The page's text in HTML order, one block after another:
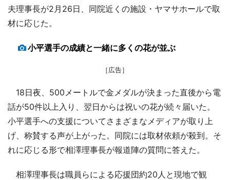
夫理事長が2月26日、同院近くの施設・ヤマサホールで取
材に応じた。
小平選手の成績と一緒に多くの花が並ぶ
［広告］
18日夜、500メートルで金メダルが決まった直後から電
話が50件以上入り、翌日からは祝いの花が続々届いた。
小平選手への支援についてさまざまなメディアが取り上
げ、称賛する声が上がった。同院には取材依頼が殺到。そ
れに応じる形で相澤理事長が報道陣の質問に答えた。
相澤理事長は職員らによる応援団約20人と現地で観